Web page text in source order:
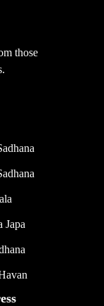
those
Japa